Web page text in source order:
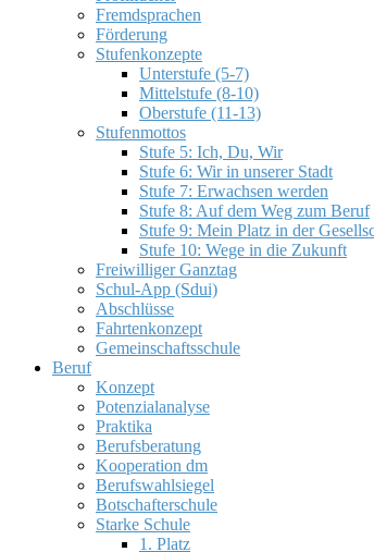
Fremdsprachen
Förderung
Stufenkonzepte
Unterstufe (5-7)
Mittelstufe (8-10)
Oberstufe (11-13)
Stufenmottos
Stufe 5: Ich, Du, Wir
Stufe 6: Wir in unserer Stadt
Stufe 7: Erwachsen werden
Stufe 8: Auf dem Weg zum Beruf
Stufe 9: Mein Platz in der
Stufe 10: Wege in die Zukunft
Freiwilliger Ganztag
Schul-App (Sdui)
Abschlüsse
Fahrtenkonzept
Gemeinschaftsschule
Beruf
Konzept
Potenzialanalyse
Praktika
Berufsberatung
Kooperation dm
Berufswahlsiegel
Botschafterschule
Starke Schule
1. Platz